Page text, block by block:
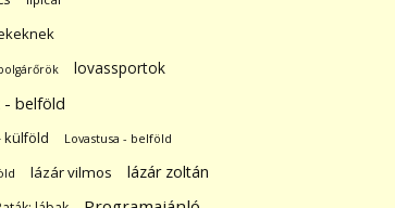
lovassportok
belföld
külföld Lovastusa - belföld
lázár vilmos lázár zoltán